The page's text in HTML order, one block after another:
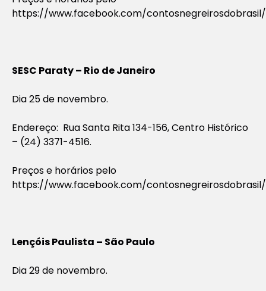
https://www.facebook.com/contosnegreirosdobrasil/
SESC Paraty – Rio de Janeiro
Dia 25 de novembro.
Endereço: Rua Santa Rita 134-156, Centro Histórico
– (24) 3371-4516.
Preços e horários pelo
https://www.facebook.com/contosnegreirosdobrasil/
Lençóis Paulista – São Paulo
Dia 29 de novembro.